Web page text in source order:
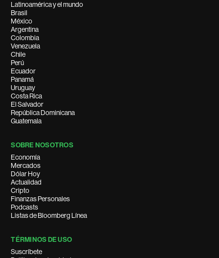
Latinoamérica y el mundo
Brasil
México
Argentina
Colombia
Venezuela
Chile
Perú
Ecuador
Panamá
Uruguay
Costa Rica
El Salvador
República Dominicana
Guatemala
SOBRE NOSOTROS
Economía
Mercados
Dólar Hoy
Actualidad
Cripto
Finanzas Personales
Podcasts
Listas de Bloomberg Línea
TÉRMINOS DE USO
Suscríbete